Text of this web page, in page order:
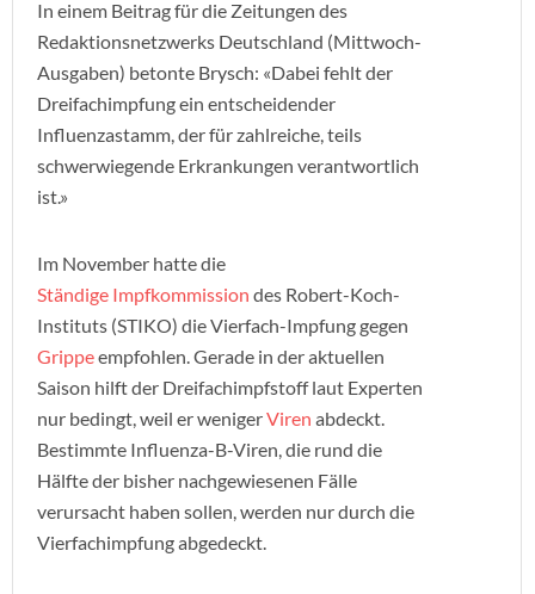
In einem Beitrag für die Zeitungen des
Redaktionsnetzwerks Deutschland (Mittwoch-
Ausgaben) betonte Brysch: «Dabei fehlt der
Dreifachimpfung ein entscheidender
Influenzastamm, der für zahlreiche, teils
schwerwiegende Erkrankungen verantwortlich
ist.»
Im November hatte die
Ständige Impfkommission des Robert-Koch-
Instituts (STIKO) die Vierfach-Impfung gegen
Grippeempfohlen. Gerade in der aktuellen
Saison hilft der Dreifachimpfstoff laut Experten
nur bedingt, weil er wenigerViren abdeckt.
Bestimmte Influenza-B-Viren, die rund die
Hälfte der bisher nachgewiesenen Fälle
verursacht haben sollen, werden nur durch die
Vierfachimpfung abgedeckt.